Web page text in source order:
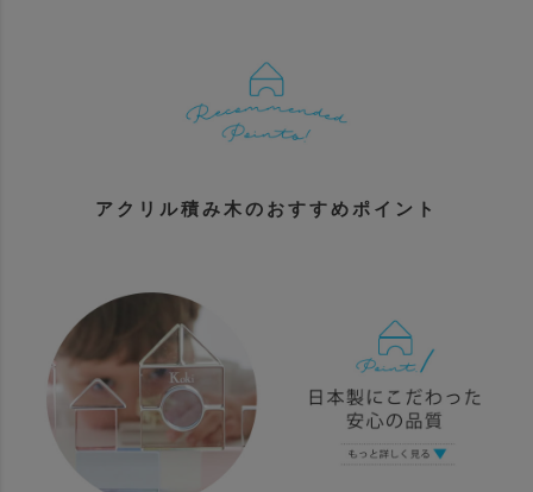
アクリル積み木のおすすめポイント